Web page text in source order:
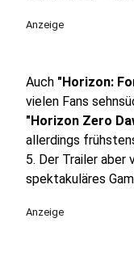
Anzeige
Auch "Horizon:
vielen Fans
"Horizon Zero
allerdings
5. Der Trailer aber
spektakuläres
Anzeige